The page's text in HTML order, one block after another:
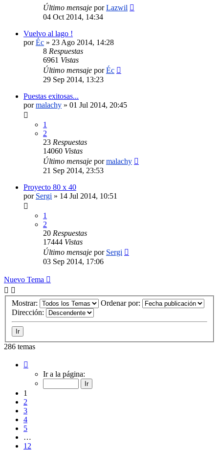
Último mensaje porLazwil
04 Oct 2014, 14:34
Vuelvo al lago !
porÉc » 23 Ago 2014, 14:28
8 Respuestas
6961 Vistas
Último mensaje porÉc
29 Sep 2014, 13:23
Puestas exitosas...
pormalachy » 01 Jul 2014, 20:45
1
2
23 Respuestas
14060 Vistas
Último mensaje pormalachy
21 Sep 2014, 23:53
Proyecto 80 x 40
por Sergi » 14 Jul 2014, 10:51
1
2
20 Respuestas
17444 Vistas
Último mensaje por Sergi
03 Sep 2014, 17:06
Nuevo Tema
Mostrar:
Ordenar por:
Dirección:
286 temas
Ir a la página:
1
2
3
4
5
…
12